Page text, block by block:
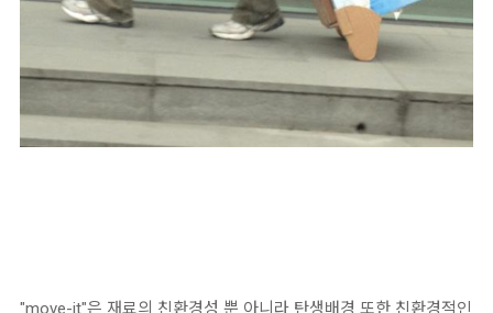
"move-it"은 재료의 친환경성 뿐 아니라 탄생배경 또한 친환경적인